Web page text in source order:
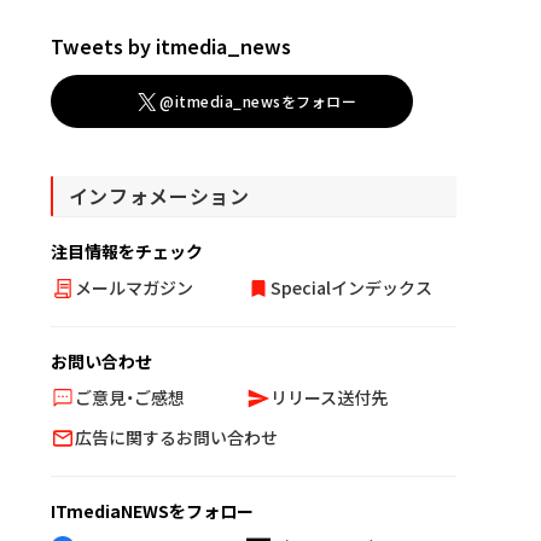
Tweets by itmedia_news
@itmedia_newsをフォロー
インフォメーション
注目情報をチェック
メールマガジン
Specialインデックス
お問い合わせ
ご意見・ご感想
リリース送付先
広告に関するお問い合わせ
ITmediaNEWSをフォロー